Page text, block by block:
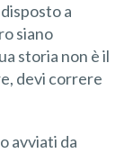
a
siano
storia non è il
devi correre
avviati da